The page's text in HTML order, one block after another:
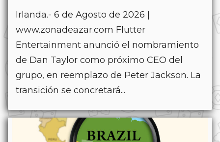
Irlanda.- 6 de Agosto de 2026 |
www.zonadeazar.com Flutter
Entertainment anunció el nombramiento
de Dan Taylor como próximo CEO del
grupo, en reemplazo de Peter Jackson. La
transición se concretará...